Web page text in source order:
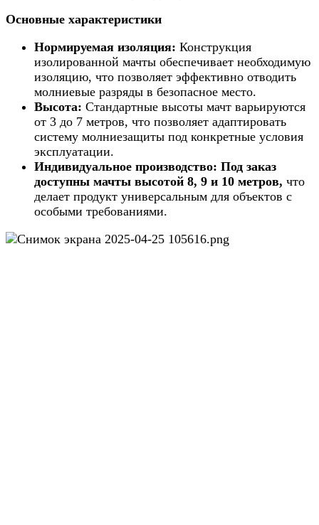
Основные характеристики
Нормируемая изоляция: Конструкция
изолированной мачты обеспечивает необходимую
изоляцию, что позволяет эффективно отводить
молниевые разряды в безопасное место.
Высота: Стандартные высоты мачт варьируются
от 3 до 7 метров, что позволяет адаптировать
систему молниезащиты под конкретные условия
эксплуатации.
Индивидуальное производство: Под заказ
доступны мачты высотой 8, 9 и 10 метров, что
делает продукт универсальным для объектов с
особыми требованиями.